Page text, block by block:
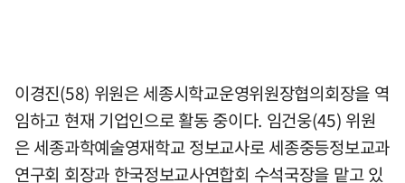
이경진(58) 위원은 세종시학교운영위원장협의회장을 역
임하고 현재 기업인으로 활동 중이다. 임건웅(45) 위원
은 세종과학예술영재학교 정보교사로 세종중등정보교과
연구회 회장과 한국정보교사연합회 수석국장을 맡고 있